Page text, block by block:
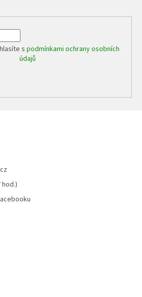
s podmínkami ochrany osobních
údajů
hod.)